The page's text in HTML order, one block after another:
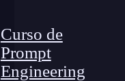
Curso de
Prompt
Engineering